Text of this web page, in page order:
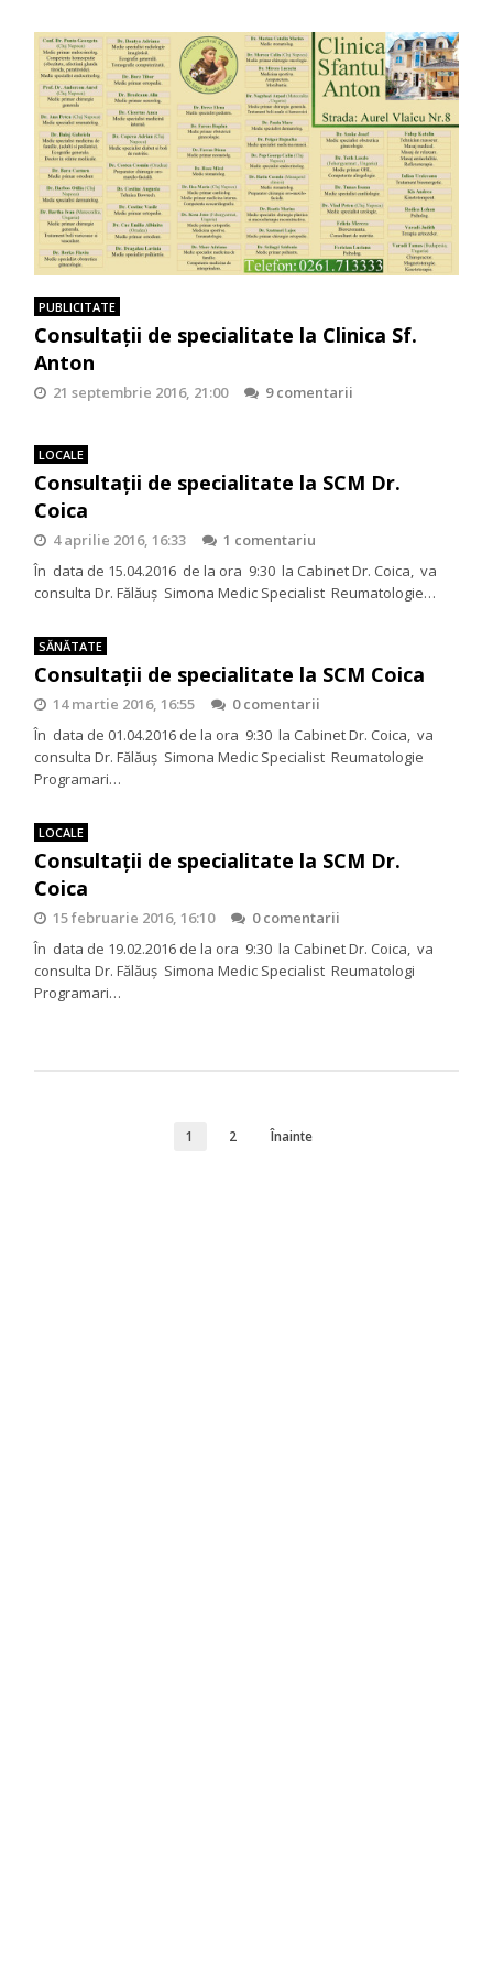
PUBLICITATE
Consultaţii de specialitate la Clinica Sf.
Anton
21 septembrie 2016, 21:00 9 comentarii
LOCALE
Consultaţii de specialitate la SCM Dr.
Coica
4 aprilie 2016, 16:33
1 comentariu
În data de 15.04.2016 de la ora 9:30 la Cabinet Dr. Coica, va
consulta Dr. Fălăuş Simona Medic Specialist Reumatologie…
SĂNĂTATE
Consultații de specialitate la SCM Coica
14 martie 2016, 16:55
0 comentarii
În data de 01.04.2016 de la ora 9:30 la Cabinet Dr. Coica, va
consulta Dr. Fălăuş Simona Medic Specialist Reumatologie
Programari…
LOCALE
Consultaţii de specialitate la SCM Dr.
Coica
15 februarie 2016, 16:10
0 comentarii
În data de 19.02.2016 de la ora 9:30 la Cabinet Dr. Coica, va
consulta Dr. Fălăuş Simona Medic Specialist Reumatologi
Programari…
1 2 Înainte